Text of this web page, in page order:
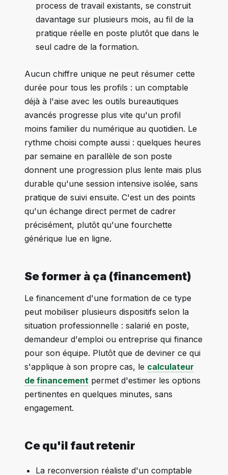
process de travail existants, se construit
davantage sur plusieurs mois, au fil de la
pratique réelle en poste plutôt que dans le
seul cadre de la formation.
Aucun chiffre unique ne peut résumer cette
durée pour tous les profils : un comptable
déjà à l'aise avec les outils bureautiques
avancés progresse plus vite qu'un profil
moins familier du numérique au quotidien. Le
rythme choisi compte aussi : quelques heures
par semaine en parallèle de son poste
donnent une progression plus lente mais plus
durable qu'une session intensive isolée, sans
pratique de suivi ensuite. C'est un des points
qu'un échange direct permet de cadrer
précisément, plutôt qu'une fourchette
générique lue en ligne.
Se former à ça (financement)
Le financement d'une formation de ce type
peut mobiliser plusieurs dispositifs selon la
situation professionnelle : salarié en poste,
demandeur d'emploi ou entreprise qui finance
pour son équipe. Plutôt que de deviner ce qui
s'applique à son propre cas, le calculateur
de financement permet d'estimer les options
pertinentes en quelques minutes, sans
engagement.
Ce qu'il faut retenir
La reconversion réaliste d'un comptable